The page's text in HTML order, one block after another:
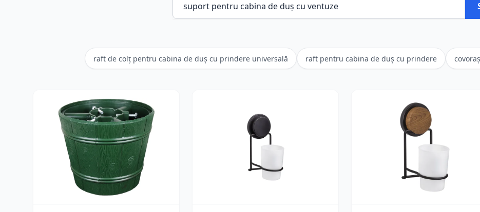
raft de colț pentru cabina de duș cu prindere universală raft pentru cabina de duș cu prindere